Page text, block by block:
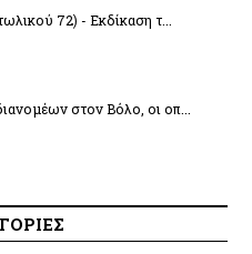
72) - Εκδίκαση τ...
στον Βόλο, οι οπ...